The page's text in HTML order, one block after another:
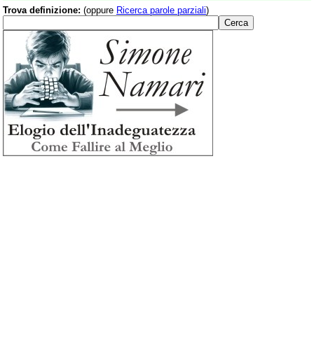
Trova definizione: (oppure Ricerca parole parziali)